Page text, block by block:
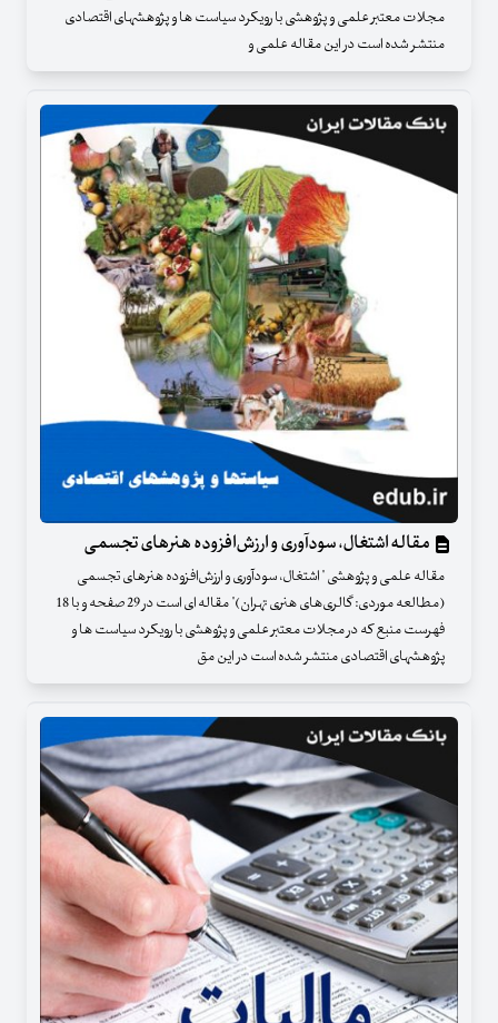
مجلات معتبر علمی و پژوهشی با رویکرد سیاست ها و پژوهشهای اقتصادی
منتشر شده است در این مقاله علمی و
مقاله اشتغال، سودآوری و ارزش‌افزوده هنرهای تجسمی
مقاله علمی و پژوهشی " اشتغال، سودآوری و ارزش‌افزوده هنرهای تجسمی
(مطالعه موردی: گالری‌های هنری تهران)" مقاله ای است در 29 صفحه و با 18
فهرست منبع که در مجلات معتبر علمی و پژوهشی با رویکرد سیاست ها و
پژوهشهای اقتصادی منتشر شده است در این مق